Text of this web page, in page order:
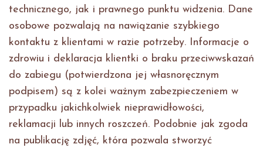
technicznego, jak i prawnego punktu widzenia. Dane
osobowe pozwalają na nawiązanie szybkiego
kontaktu z klientami w razie potrzeby. Informacje o
zdrowiu i deklaracja klientki o braku przeciwwskazań
do zabiegu (potwierdzona jej własnoręcznym
podpisem) są z kolei ważnym zabezpieczeniem w
przypadku jakichkolwiek nieprawidłowości,
reklamacji lub innych roszczeń. Podobnie jak zgoda
na publikację zdjęć, która pozwala stworzyć